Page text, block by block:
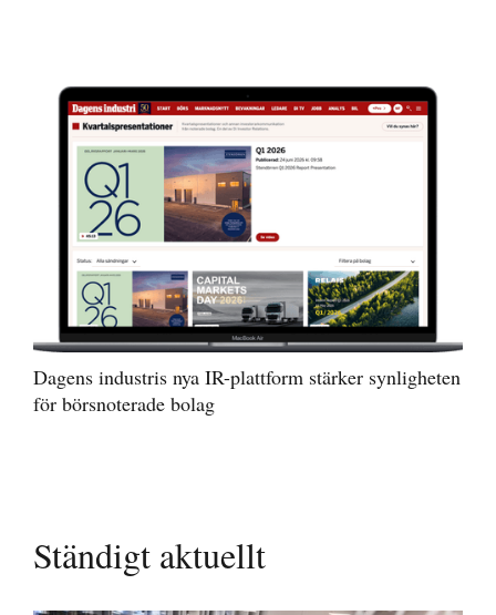
Dagens industris nya IR-plattform stärker synligheten
för börsnoterade bolag
Ständigt aktuellt